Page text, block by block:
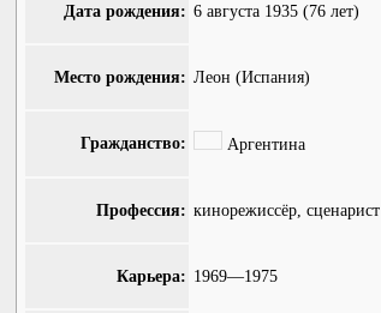
Дата рождения: 6 августа 1935 (76 лет)
Место рождения: Леон (Испания)
Гражданство: Аргентина
Профессия: кинорежиссёр, сценарист
Карьера: 1969—1975